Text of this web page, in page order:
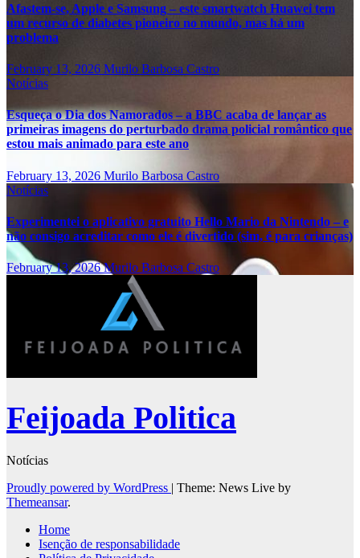
Afastem-se, Apple e Samsung – este smartwatch Huawei tem
um recurso de diabetes pioneiro no mundo, mas há um
problema
February 13, 2026 Murilo Barbosa Castro
Notícias
Esqueça o Dia dos Namorados – a BBC acaba de lançar as
primeiras imagens do perturbado drama policial romântico que
estou mais animado para este ano
February 13, 2026 Murilo Barbosa Castro
Notícias
Experimentei o aplicativo gratuito Hello Mario da Nintendo – e
não consigo acreditar como ele é divertido (sim, é para crianças)
February 13, 2026Murilo Barbosa Castro
Feijoada Politica
Notícias
Proudly powered by WordPress | Theme: News Live by
Themeansar.
Home
Isenção de responsabilidade